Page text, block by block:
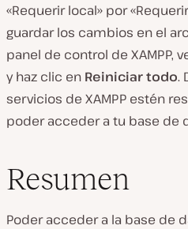
«Requerir local» por
guardar los cambios en el
panel de control de XAMPP,
y haz clic en Reiniciar todo.
servicios de XAMPP estén
poder acceder a tu base de
Resumen
Poder acceder a la base de